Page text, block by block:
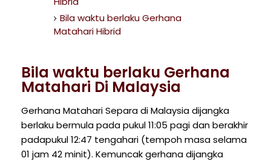
Bila waktu berlaku Gerhana
Matahari Hibrid
Bila waktu berlaku Gerhana
Matahari Di Malaysia
Gerhana Matahari Separa di Malaysia dijangka
berlaku bermula pada pukul 11:05 pagi dan berakhir
padapukul 12:47 tengahari (tempoh masa selama
01 jam 42 minit). Kemuncak gerhana dijangka